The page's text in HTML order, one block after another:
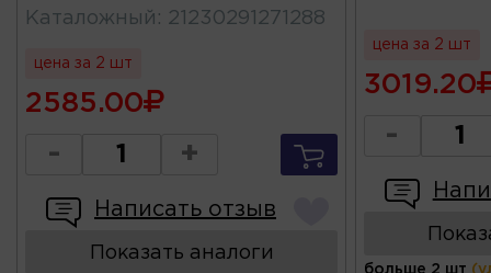
Каталожный : 21230291271288
цена за 2 шт
2585.00
- +
Написать отзыв
Показать аналоги
цена за 2 шт
3019.20
-
больше 2 шт